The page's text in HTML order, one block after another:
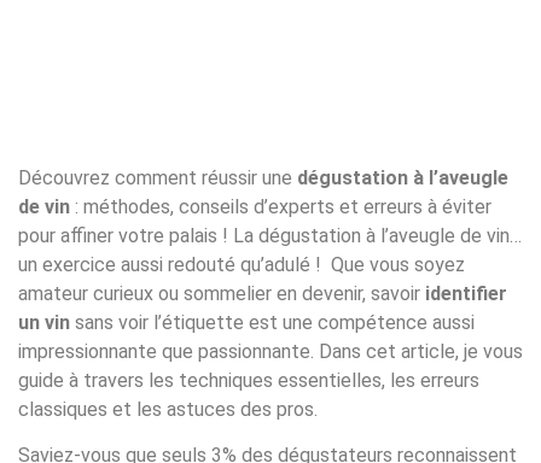
Découvrez comment réussir une dégustation à l’aveugle
de vin : méthodes, conseils d’experts et erreurs à éviter
pour affiner votre palais ! La dégustation à l’aveugle de vin…
un exercice aussi redouté qu’adulé ! Que vous soyez
amateur curieux ou sommelier en devenir, savoir identifier
un vin sans voir l’étiquette est une compétence aussi
impressionnante que passionnante. Dans cet article, je vous
guide à travers les techniques essentielles, les erreurs
classiques et les astuces des pros.
Saviez-vous que seuls 3% des dégustateurs reconnaissent